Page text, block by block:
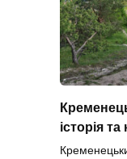
історія